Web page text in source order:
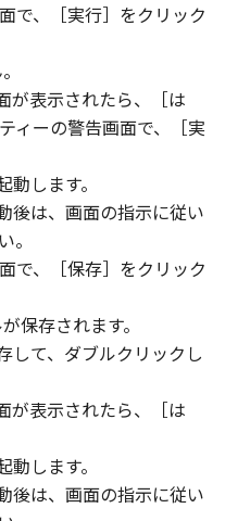
『現状のまま』の
ヤノン、キヤノン
の子会社、キヤノン
代理店または販売店
ェア」に関して、商
適合性の保証を含
たると黙示たるとを
す。
イセンサー、キヤノ
連会社、それらの販
ずれも、「本ソフト
不能から生ずるいか
その他の派生的また
について、適用法で
任を負わないものと
キヤノンのライセ
、キヤノンの関連会
たは販売店がかかる
で、［実行］をクリック
が表示されたら、［は
ィーの警告画面で、［実
します。
後は、画面の指示に従い
。
で、［保存］をクリック
保存されます。
して、ダブルクリックし
が表示されたら、［は
します。
後は、画面の指示に従い